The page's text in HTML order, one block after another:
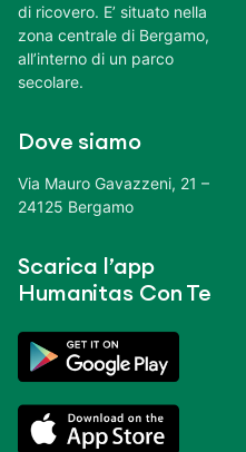
di ricovero. E’ situato nella
zona centrale di Bergamo,
all’interno di un parco
secolare.
Dove siamo
Via Mauro Gavazzeni, 21 –
24125 Bergamo
Scarica l’app
Humanitas Con Te